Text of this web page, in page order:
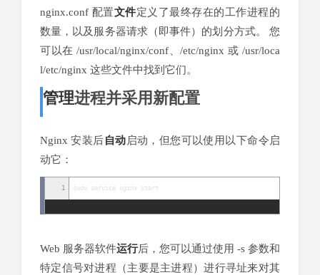
nginx.conf 配置文件定义了最终存在的工作进程的
数量，以及服务器请求（即事件）的划分方式。 您
可以在 /usr/local/nginx/conf、/etc/nginx 或 /usr/loca
l/etc/nginx 这些文件中找到它们。
管理进程并采用新配置
Nginx 安装后自动启动，但您可以使用以下命令启
动它：
1 sudo service nginx start
Web 服务器软件运行后，您可以通过使用 -s 参数和
特定信号对进程（主要是主进程）进行寻址来对其